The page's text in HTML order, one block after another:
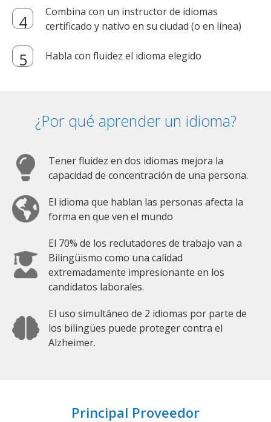
Combina con un instructor de idiomas
certificado y nativo en su ciudad (o en línea)
Habla con fluidez el idioma elegido
¿Por qué aprender un idioma?
Tener fluidez en dos idiomas mejora la
capacidad de concentración de una persona.
El idioma que hablan las personas afecta la
forma en que ven el mundo
El 70% de los reclutadores de trabajo van a
Bilingüismo como una calidad
extremadamente impresionante en los
candidatos laborales.
El uso simultáneo de 2 idiomas por parte de
los bilingües puede proteger contra el
Alzheimer.
Principal Proveedor